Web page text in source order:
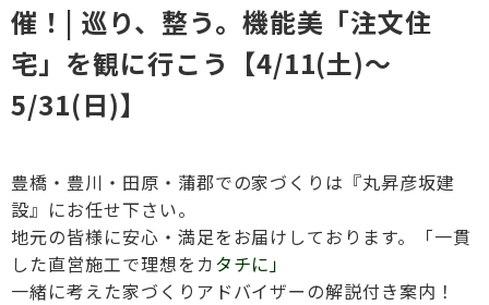
催！| 巡り、整う。機能美「注文住
宅」を観に行こう【4/11(土)～
5/31(日)】
豊橋・豊川・田原・蒲郡での家づくりは『丸昇彦坂建
設』にお任せ下さい。
地元の皆様に安心・満足をお届けしております。「一貫
した直営施工で理想をカタチに」
一緒に考えた家づくりアドバイザーの解説付き案内！